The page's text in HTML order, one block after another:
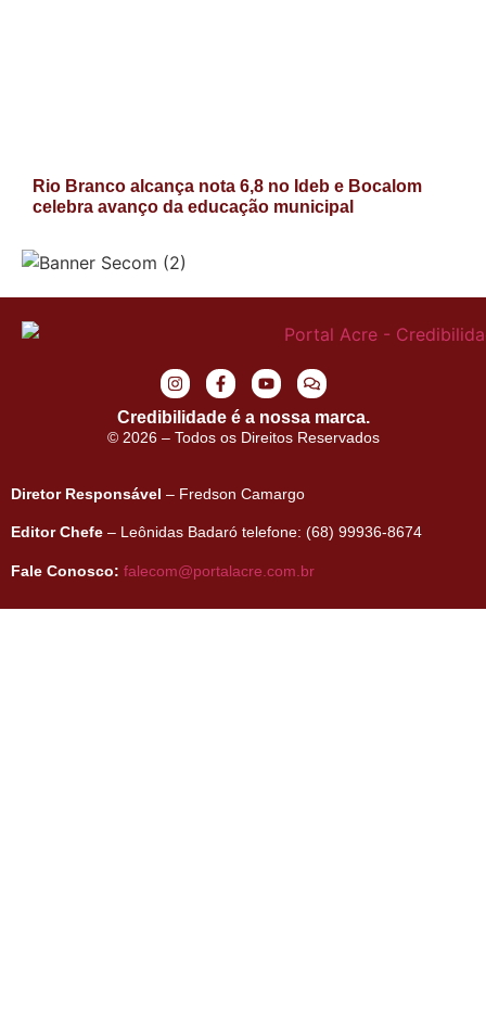
Rio Branco alcança nota 6,8 no Ideb e Bocalom
celebra avanço da educação municipal
Credibilidade é a nossa marca.
© 2026 – Todos os Direitos Reservados
Diretor Responsável – Fredson Camargo
Editor Chefe – Leônidas Badaró telefone: (68) 99936-8674
Fale Conosco: falecom@portalacre.com.br